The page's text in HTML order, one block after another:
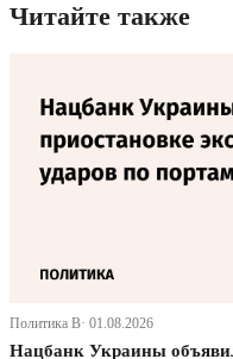
Читайте также
Политика В· 01.08.2026
Нацбанк Украины